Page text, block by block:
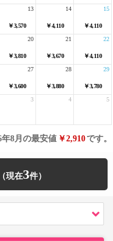
￥3,570
13
￥4,110
14
￥4,110
15
￥3,810
20
￥3,670
21
￥4,110
22
￥3,600
27
￥3,880
28
￥3,780
29
3 4 5
年8月の最安値 ￥2,910です。
3